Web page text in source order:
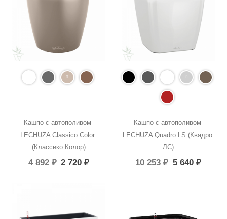
Кашпо с автополивом
LECHUZA Classico Color
(Классико Колор)
4 892₽ 2 720₽
Кашпо с автополивом
LECHUZA Quadro LS (Квадро
ЛС)
10 253₽ 5 640 ₽